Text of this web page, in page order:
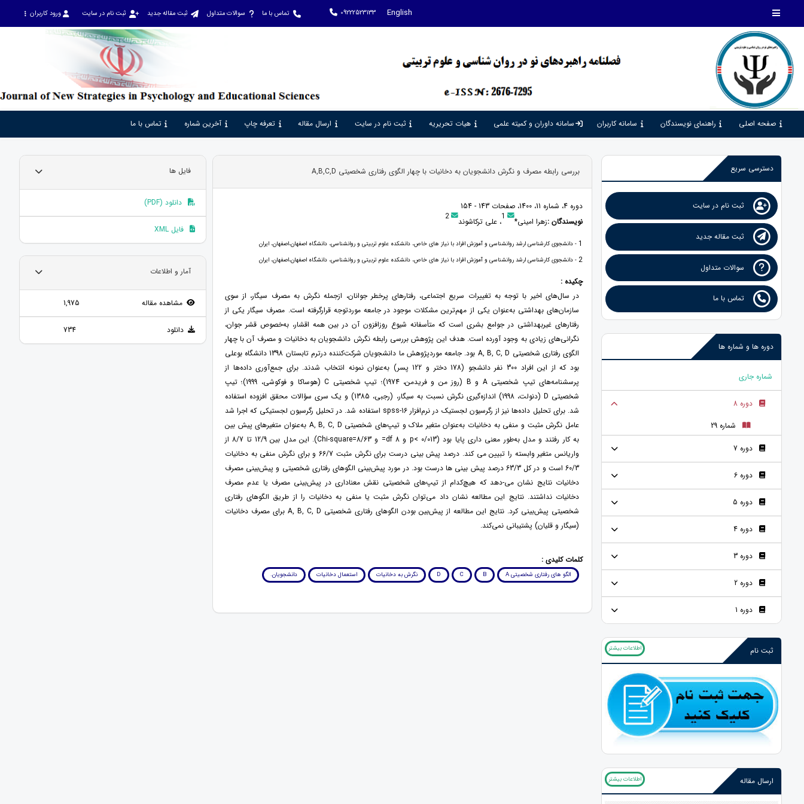
English
09222523133 تماس با ما سوالات متداول ثبت مقاله جدید ثبت نام در سایت ورود کاربران
صفحه اصلی راهنمای نویسندگان سامانه کاربران سامانه داوران و کمیته علمی هیات تحریریه ثبت نام در سایت ارسال مقاله تعرفه چاپ آخرین شماره تماس با ما
دسترسی سریع
ثبت نام در سایت
ثبت مقاله جدید
سوالات متداول
تماس با ما
دوره ها و شماره ها
شماره جاری
دوره 8
شماره 29
دوره 7
دوره 6
دوره 5
دوره 4
دوره 3
دوره 2
دوره 1
ثبت نام اطلاعات بیشتر
ارسال مقاله اطلاعات بیشتر
بررسی رابطه مصرف و نگرش دانشجویان به دخانیات با چهار الگوی رفتاری شخصیتی A,B,C,D
دوره 4، شماره 11، 1400، صفحات 143 - 154
نویسندگان :زهرا امینی* 1، علی ترکاشوند 2
1 - دانشجوی کارشناسی ارشد روانشناسی و آموزش افراد با نیاز های خاص، دانشکده علوم تربیتی و روانشناسی، دانشگاه اصفهان،اصفهان، ایران
2 - دانشجوی کارشناسی ارشد روانشناسی و آموزش افراد با نیاز های خاص، دانشکده علوم تربیتی و روانشناسی، دانشگاه اصفهان،اصفهان، ایران
چکیده :
در سال‌های اخیر با توجه به تغییرات سریع اجتماعی، رفتارهای پرخطر جوانان، ازجمله نگرش به مصرف سیگار، از سوی
سازمان‌های بهداشتی به‌عنوان یکی از مهم‌ترین مشکلات موجود در جامعه موردتوجه قرارگرفته است. مصرف سیگار یکی از
رفتارهای غیربهداشتی در جوامع بشری است که متأسفانه شیوع روزافزون آن در بین همه اقشار، به‌خصوص قشر جوان،
نگرانی‌های زیادی به وجود آورده است. هدف این پژوهش بررسی رابطه نگرش دانشجویان به دخانیات و مصرف آن با چهار
الگوی رفتاری شخصیتی A, B, C, D بود. جامعه موردپژوهش ما دانشجویان شرکت‌کننده درترم تابستان 1398 دانشگاه بوعلی
بود که از این افراد 300 نفر دانشجو (178 دختر و 122 پسر) به‌عنوان نمونه انتخاب شدند. برای جمع‌آوری داده‌ها از
پرسشنامه‌های تیپ شخصیتی A و B (روز من و فریدمن، 1974)؛ تیپ شخصیتی C (هوساکا و فوکوشی، 1999)؛ تیپ
شخصیتی D (دنولت، 1998) اندازه‌گیری نگرش نسبت به سیگار، (رجبی، 1385) و یک سری سؤالات محقق افزوده استفاده
شد. برای تحلیل داده‌ها نیز از رگرسیون لجستیک در نرم‌افزار spss-16 استفاده شد. در تحلیل رگرسیون لجستیکی که اجرا شد
عامل نگرش مثبت و منفی به دخانیات به‌عنوان متغیر ملاک و تیپ‌های شخصیتی A, B, C, D به‌عنوان متغیرهای پیش بین
به کار رفتند و مدل به‌طور معنی داری پایا بود (0/013 >p و 8 df= و 8/63=Chi-square). این مدل بین 12/9 تا 8/7 از
واریانس متغیر وابسته را تبیین می کند. درصد پیش بینی درست برای نگرش مثبت 66/7 و برای نگرش منفی به دخانیات
60/3 است و در کل 63/3 درصد پیش بینی ها درست بود. در مورد پیش‌بینی الگوهای رفتاری شخصیتی و پیش‌بینی مصرف
دخانیات نتایج نشان می-دهد که هیچ‌کدام از تیپ‌های شخصیتی نقش معناداری در پیش‌بینی مصرف یا عدم مصرف
دخانیات نداشتند. نتایج این مطالعه نشان داد می‌توان نگرش مثبت یا منفی به دخانیات را از طریق الگوهای رفتاری
شخصیتی پیش‌بینی کرد. نتایج این مطالعه از پیش‌بین بودن الگوهای رفتاری شخصیتی A, B, C, D برای مصرف دخانیات
(سیگار و قلیان) پشتیبانی نمی‌کند.
کلمات کلیدی :
الگو های رفتاری شخصیتی A B
C
D نگرش به دخانیات استعمال دخانیات دانشجویان.
فایل ها
دانلود (PDF)
فایل XML
آمار و اطلاعات
مشاهده مقاله 1,975
دانلود 734